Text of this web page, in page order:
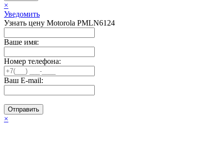
×
Уведомить
Узнать цену Motorola PMLN6124
Ваше имя:
Номер телефона:
Ваш E-mail:
Отправить
×